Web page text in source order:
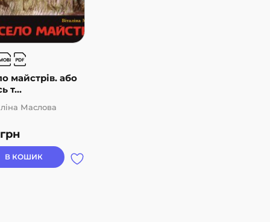
майстрів. або
т...
грн
Маслова
В КОШИК